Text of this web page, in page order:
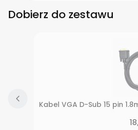
Dobierz do zestawu
Kabel VGA D-Sub 15 pin